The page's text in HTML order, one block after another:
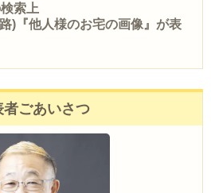
索上
)『他人様のお宅の画像』が表
者ごあいさつ